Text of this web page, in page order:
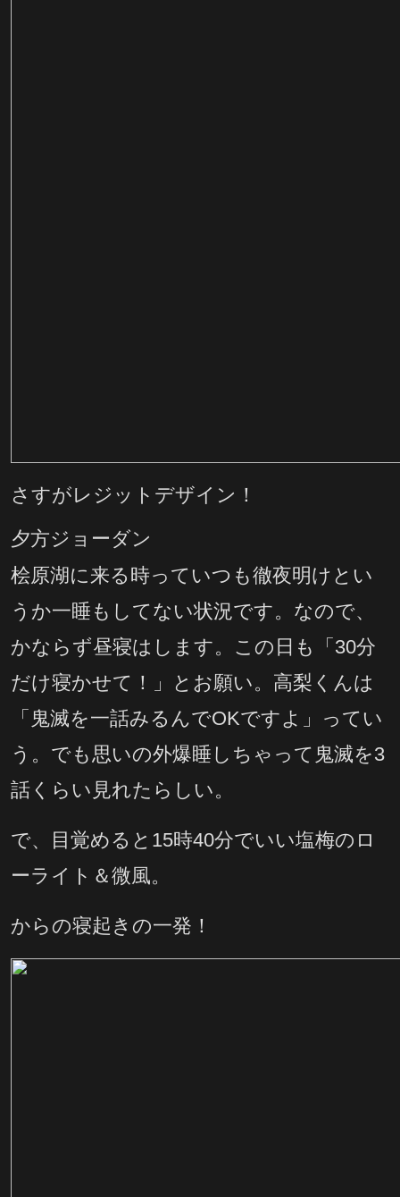
さすがレジットデザイン！
夕方ジョーダン
桧原湖に来る時っていつも徹夜明けとい
うか一睡もしてない状況です。なので、
かならず昼寝はします。この日も「30分
だけ寝かせて！」とお願い。高梨くんは
「鬼滅を一話みるんでOKですよ」ってい
う。でも思いの外爆睡しちゃって鬼滅を3
話くらい見れたらしい。
で、目覚めると15時40分でいい塩梅のロ
ーライト＆微風。
からの寝起きの一発！